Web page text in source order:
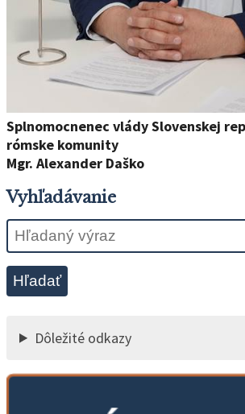
Splnomocnenec vlády Slovenskej
rómske komunity
Mgr. Alexander Daško
Vyhľadávanie
Hľadať
Dôležité odkazy